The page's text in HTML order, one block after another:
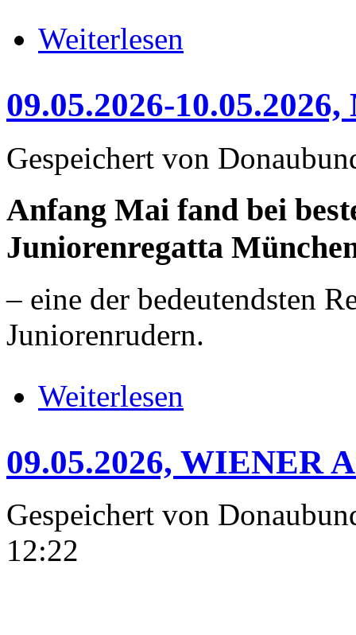
Weiterlesen
09.05.2026-
Gespeichert von
Anfang Mai fand bei
Juniorenregatta
– eine der bedeutendsten
Juniorenrudern.
Weiterlesen
09.05.2026, WIENER
Gespeichert von
12:22